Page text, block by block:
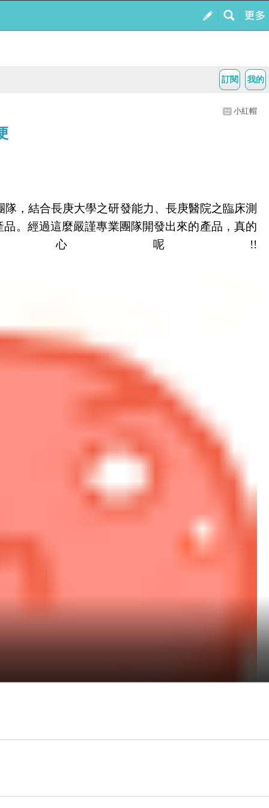
我的
訂閱
小紅帽
隊，結合長庚大學之研發能力、長庚醫院之臨床測
品。經過這麼嚴謹專業團隊開發出來的產品，真的
心呢 !!